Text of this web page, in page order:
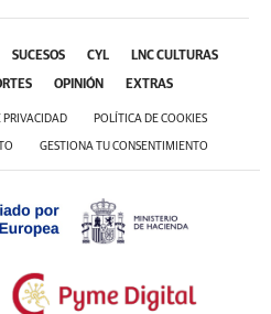
SUCESOS CYL LNC CULTURAS
OPINIÓN EXTRAS
PRIVACIDAD POLÍTICA DE COOKIES
GESTIONA TU CONSENTIMIENTO